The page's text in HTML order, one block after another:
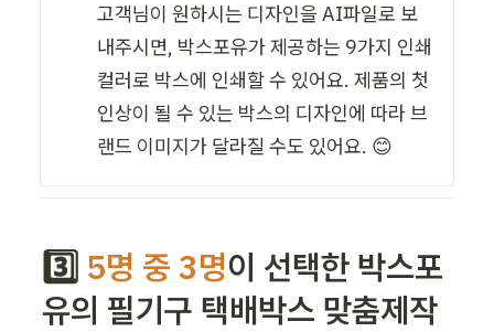
고객님이 원하시는 디자인을 AI파일로 보
내주시면, 박스포유가 제공하는 9가지 인쇄
컬러로 박스에 인쇄할 수 있어요. 제품의 첫
인상이 될 수 있는 박스의 디자인에 따라 브
랜드 이미지가 달라질 수도 있어요. 😊
3️⃣ 5명 중 3명이 선택한 박스포
유의 필기구 택배박스 맞춤제작